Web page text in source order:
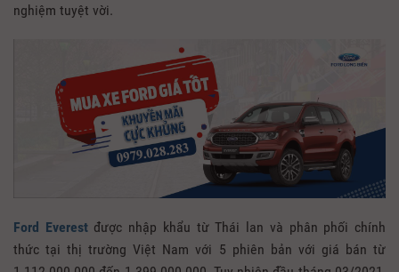
nghiệm tuyệt vời.
Ford Everestđược nhập khẩu từ Thái lan và phân phối chính
thức tại thị trường Việt Nam với 5 phiên bản với giá bán từ